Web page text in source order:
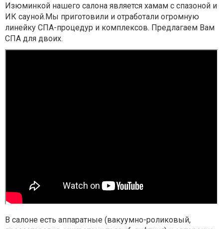
Изюминкой нашего салона является хамам с спазоной и
ИК сауной.Мы приготовили и отработали огромную
линейку СПА-процедур и комплексов. Предлагаем Вам
СПА для двоих.
В салоне есть аппаратные (вакуумно-роликовый,